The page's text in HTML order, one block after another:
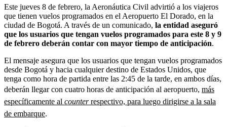
Este jueves 8 de febrero, la Aeronáutica Civil advirtió a los viajeros
que tienen vuelos programados en el Aeropuerto El Dorado, en la
ciudad de Bogotá. A través de un comunicado, la entidad aseguró
que los usuarios que tengan vuelos programados para este 8 y 9
de febrero deberán contar con mayor tiempo de anticipación.
El mensaje asegura que los usuarios que tengan vuelos programados
desde Bogotá y hacia cualquier destino de Estados Unidos, que
tenga como hora de partida entre las 2:45 de la tarde, en ambos días,
deberán llegar con cuatro horas de anticipación al aeropuerto, más
específicamente al counterrespectivo, para luego dirigirse a la sala
de embarque.